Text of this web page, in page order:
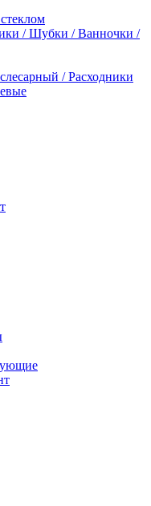
/ Шубки / Ванночки /
/ Расходники